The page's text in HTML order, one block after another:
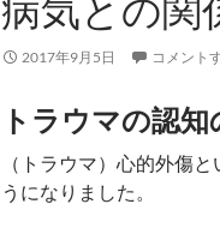
病気との関
2017年9月5日 コメント
トラウマの認
（トラウマ）心的外傷
うになりました。